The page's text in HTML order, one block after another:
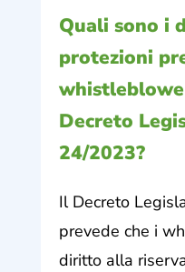
Quali sono i
protezioni
Decreto
24/2023?
Il Decreto
prevede che i
diritto alla